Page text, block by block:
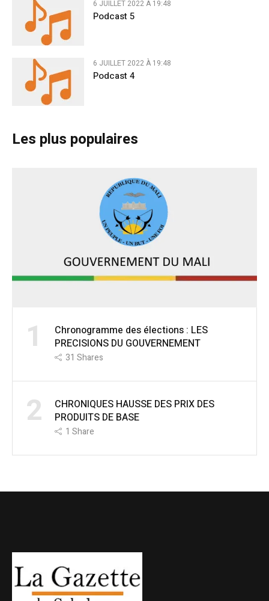
6 JUILLET 2022 À 19:48
Podcast 5
6 JUILLET 2022 À 19:48
Podcast 4
Les plus populaires
1
Chronogramme des élections : LES
PRECISIONS DU GOUVERNEMENT
31 Shares
2
CHRONIQUES HAUSSE DES PRIX DES
PRODUITS DE BASE
1 Share